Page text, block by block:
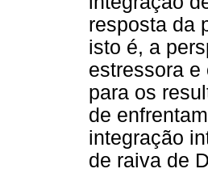
resposta da
isto é, a
estressora
para os
de
integração
de raiva de